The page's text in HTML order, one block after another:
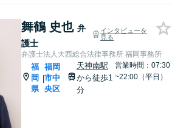
舞鶴 史也 弁
護士
インタビューを
見る
弁護士法人大西総合法律事務所 福岡事務所
福
岡
県
|
福岡
市中
央区
天神南駅
から徒歩1
分
営業時間：07:30
~22:00（平日）